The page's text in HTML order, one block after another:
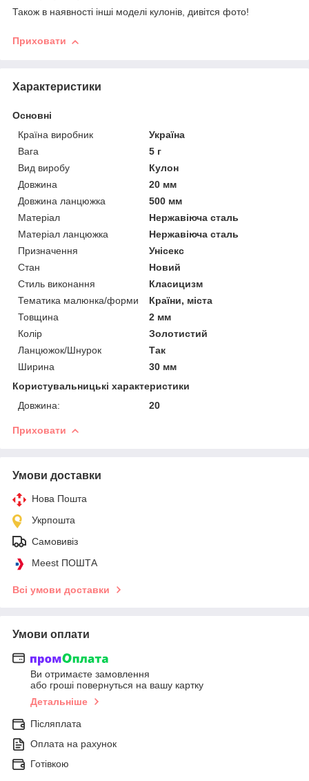
Також в наявності інші моделі кулонів, дивітся фото!
Приховати
Характеристики
Основні
Країна виробник
Україна
Вага
5 г
Вид виробу
Кулон
Довжина
20 мм
Довжина ланцюжка
500 мм
Матеріал
Нержавіюча сталь
Матеріал ланцюжка
Нержавіюча сталь
Призначення
Унісекс
Стан
Новий
Стиль виконання
Класицизм
Тематика малюнка/форми
Країни, міста
Товщина
2 мм
Колір
Золотистий
Ланцюжок/Шнурок
Так
Ширина
30 мм
Користувальницькі характеристики
Довжина:
20
Приховати
Умови доставки
Нова Пошта
Укрпошта
Самовивіз
Meest ПОШТА
Всі умови доставки
Умови оплати
Ви отримаєте замовлення
або гроші повернуться на вашу картку
Детальніше
Післяплата
Оплата на рахунок
Готівкою